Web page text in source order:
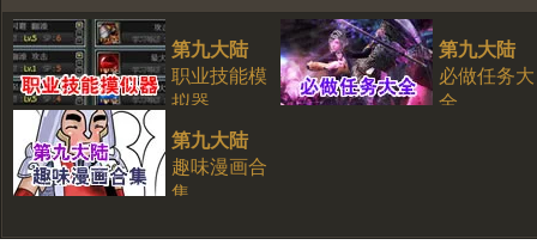
第九大陆
职业技能模
拟器
第九大陆
必做任务大
全
第九大陆
趣味漫画合
集